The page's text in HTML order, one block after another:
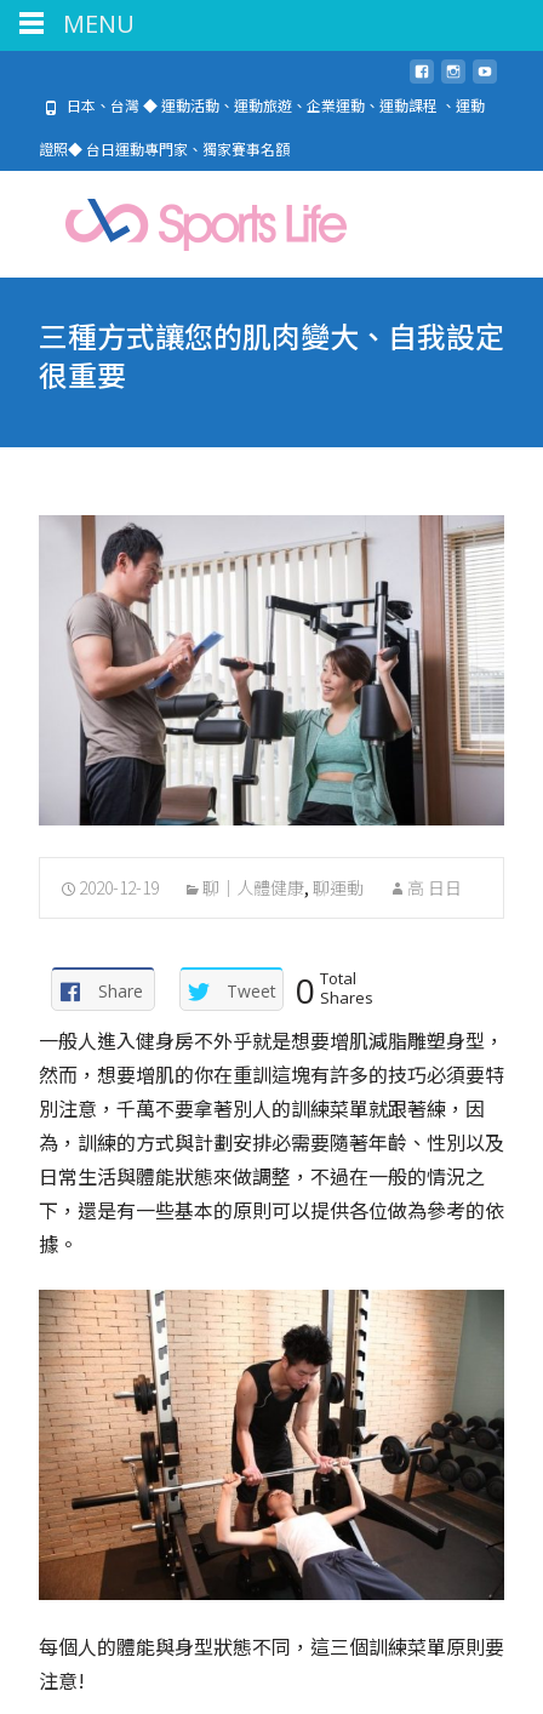
日本、台灣 ◆ 運動活動、運動旅遊、企業運動、運動課程 、運動
證照◆ 台日運動專門家、獨家賽事名額
三種方式讓您的肌肉變大、自我設定
很重要
2020-12-19 聊｜人體健康, 聊運動 高 日日
Share Tweet 0 Total
Shares
一般人進入健身房不外乎就是想要增肌減脂雕塑身型，
然而，想要增肌的你在重訓這塊有許多的技巧必須要特
別注意，千萬不要拿著別人的訓練菜單就跟著練，因
為，訓練的方式與計劃安排必需要隨著年齡、性別以及
日常生活與體能狀態來做調整，不過在一般的情況之
下，還是有一些基本的原則可以提供各位做為參考的依
據。
每個人的體能與身型狀態不同，這三個訓練菜單原則要
注意!
MENU